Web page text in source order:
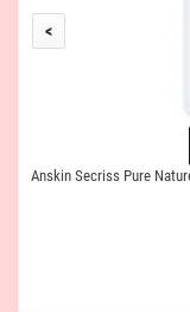
Anskin Secriss Pure
<